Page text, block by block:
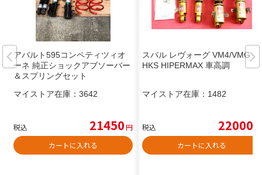
アバルト595コンペティツィオ
ーネ 純正ショックアブソーバー
＆スプリングセット
マイストア在庫： 3642
税込 21450円
カートに入れる
スバル レヴォーグ VM4/VMG
HKS HIPERMAX 車高調
マイストア在庫： 1482
税込 22000
カートに入れる